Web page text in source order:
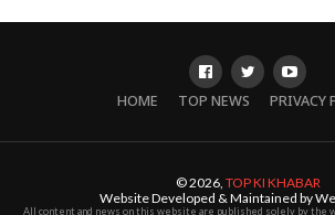
HOME TOP NEWS PRIVACY
© 2026, TOP KI KHABAR
Website Developed & Maintained by
All content and news on this website are published solely by the